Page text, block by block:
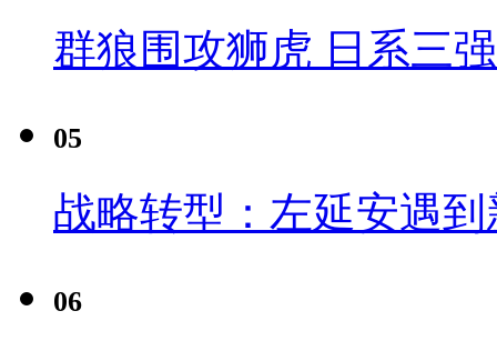
群狼围攻狮虎 日系三
05
战略转型：左延安遇
06